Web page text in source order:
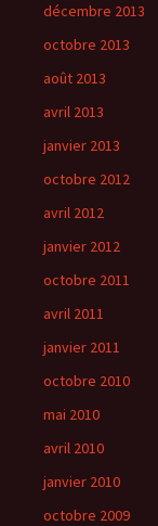
décembre 2013
octobre 2013
août 2013
avril 2013
janvier 2013
octobre 2012
avril 2012
janvier 2012
octobre 2011
avril 2011
janvier 2011
octobre 2010
mai 2010
avril 2010
janvier 2010
octobre 2009